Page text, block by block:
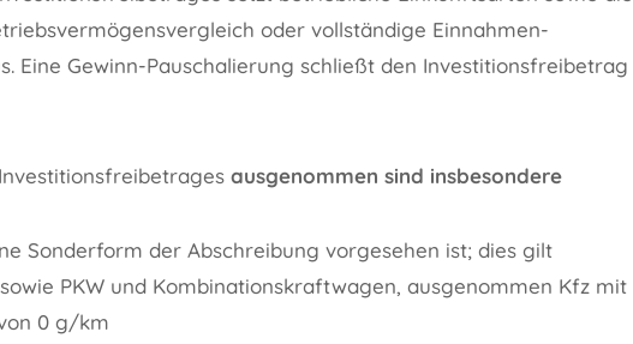
oder vollständige Einnahmen-
Eine Gewinn-Pauschalierung schließt den Investitionsfreibetrag
ausgenommen sind insbesondere
Sonderform der Abschreibung vorgesehen ist; dies gilt
PKW und Kombinationskraftwagen, ausgenommen Kfz mit
0 g/km